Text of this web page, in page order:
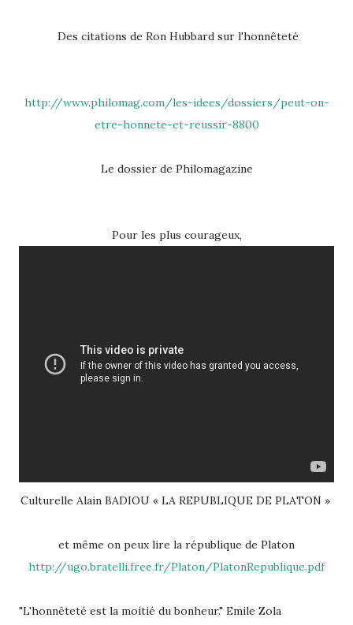
Des citations de Ron Hubbard sur l'honnêteté
http://www.philomag.com/les-idees/dossiers/peut-on-
etre-honnete-et-reussir-8800
Le dossier de Philomagazine
Pour les plus courageux,
Culturelle Alain BADIOU « LA REPUBLIQUE DE PLATON »
et même on peux lire la république de Platon
http://ugo.bratelli.free.fr/Platon/PlatonRepublique.pdf
"L'honnêteté est la moitié du bonheur." Emile Zola